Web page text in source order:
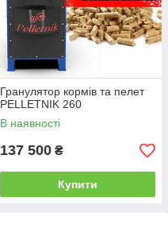
Гранулятор кормів та пелет
PELLETNIK 260
В наявності
137 500 ₴
Купити